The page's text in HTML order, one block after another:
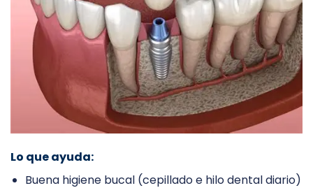
Lo que ayuda:
Buena higiene bucal (cepillado e hilo dental diario)